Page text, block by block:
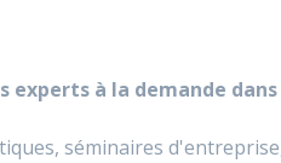
experts à la demande dans
séminaires